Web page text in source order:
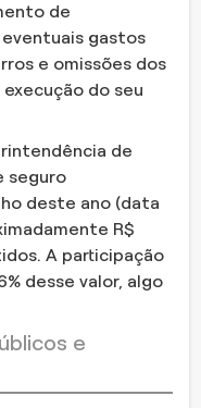
de
gastos
e omissões dos
do seu
de
seguro
deste ano (data
R$
A participação
desse valor, algo
e